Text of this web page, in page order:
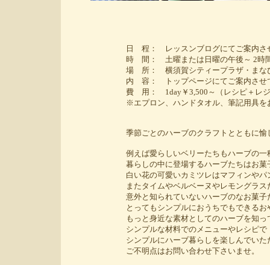
日 程： レッスンブログにてご案内させて
時 間： 土曜または日曜の午後～ 2時間
場 所： 横須賀シティープラザ・まな
内 容： トップページにてご案内させて
費 用： 1day￥3,500～（レシピ＋レジュメ
※エプロン、ハンドタオル、筆記用具をお
季節ごとのハーブのクラフトとともに愉しい
例えば愛らしいベリーたちもハーブの一
暮らしの中に登場するハーブたちはお菓子の
白い花の可愛いカミツレはマフィンやパン
またタイムやベルベーヌやレモングラスたち
意外と知られていないハーブのなお菓子
とってもシンプルにおうちでもできるおやつ
もっと身近な素材としてのハーブを知って
シンプルな材料でのメニューやレシピで
シンプルにハーブ暮らしを楽しんでいただけ
ご不明点はお問い合わせ下さいませ。